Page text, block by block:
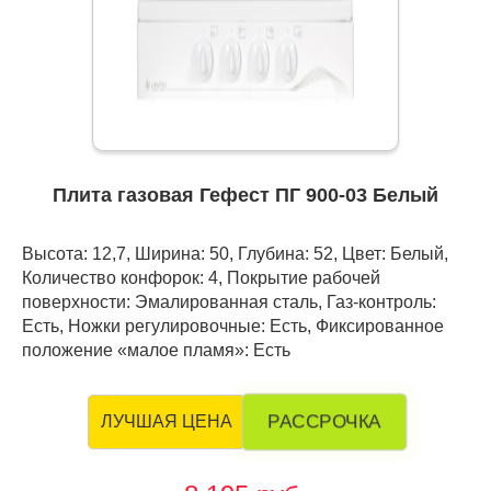
Плита газовая Гефест ПГ 900-03 Белый
Высота: 12,7, Ширина: 50, Глубина: 52, Цвет: Белый,
Количество конфорок: 4, Покрытие рабочей
поверхности: Эмалированная сталь, Газ-контроль:
Есть, Ножки регулировочные: Есть, Фиксированное
положение «малое пламя»: Есть
ЛУЧШАЯ ЦЕНА РАССРОЧКА